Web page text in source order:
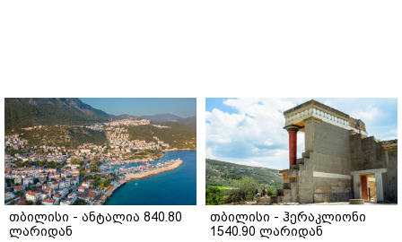
თბილისი - ანტალია 840.80
ლარიდან
თბილისი - ჰერაკლიონი
1540.90 ლარიდან